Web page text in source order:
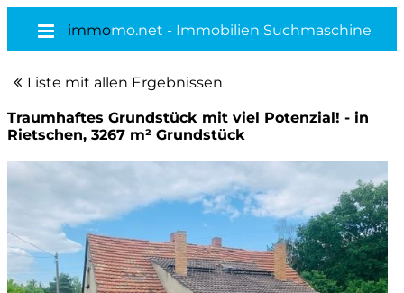
immomo.net - Immobilien Suchmaschine
Liste mit allen Ergebnissen
Traumhaftes Grundstück mit viel Potenzial! - in
Rietschen, 3267 m² Grundstück